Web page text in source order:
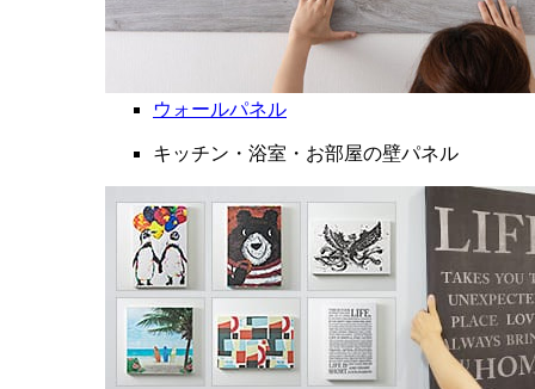
ウォールパネル
キッチン・浴室・お部屋の壁パネル